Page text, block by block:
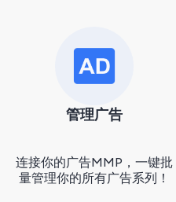
管理广告
连接你的广告MMP，一键批
量管理你的所有广告系列！